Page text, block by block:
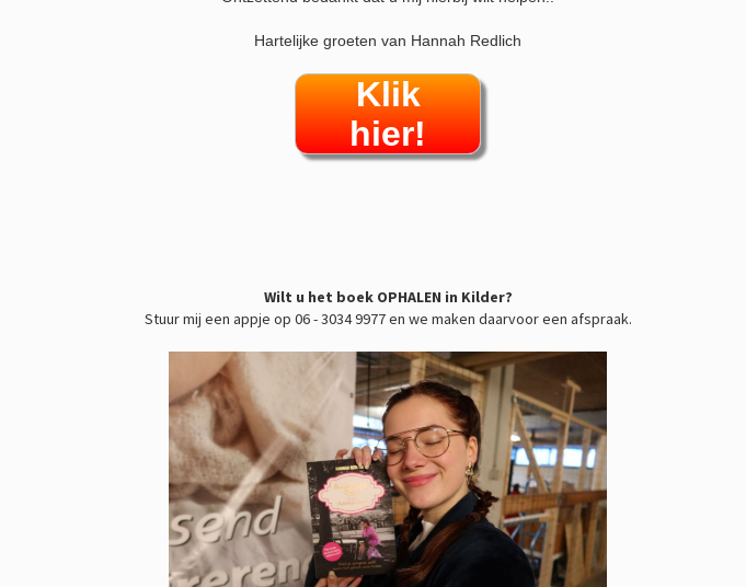
Hartelijke groeten van Hannah Redlich
Klik
hier!
Wilt u het boek OPHALEN in Kilder?
Stuur mij een appje op 06 - 3034 9977 en we maken daarvoor een afspraak.